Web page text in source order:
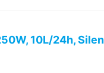
10L/24h,